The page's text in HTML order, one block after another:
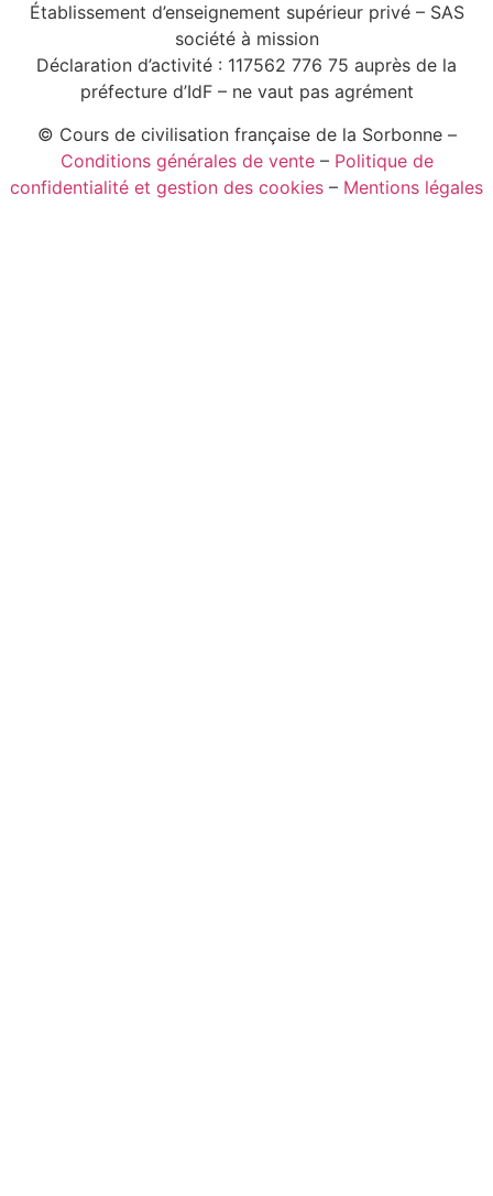
Établissement d’enseignement supérieur privé – SAS
société à mission
Déclaration d’activité : 117562 776 75 auprès de la
préfecture d’IdF – ne vaut pas agrément
© Cours de civilisation française de la Sorbonne –
Conditions générales de vente– Politique de
confidentialité et gestion des cookies – Mentions légales